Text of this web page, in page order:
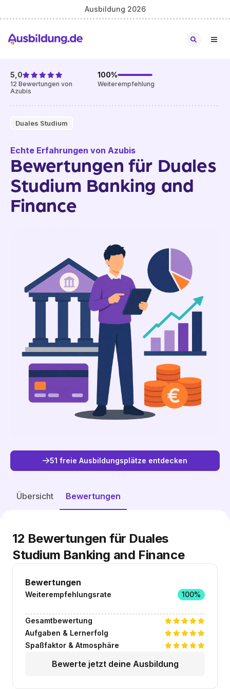
Ausbildung 2026
Duales Studium
5,0
12 Bewertungen von
Azubis
100%
Weiterempfehlung
Echte Erfahrungen von Azubis
Bewertungen für Duales
Studium Banking and
Finance
51 freie Ausbildungsplätze entdecken
Übersicht Bewertungen
Bewertungen
Weiterempfehlungsrate 100%
Gesamtbewertung
Aufgaben & Lernerfolg
Spaßfaktor & Atmosphäre
Bewerte jetzt deine Ausbildung
12 Bewertungen für Duales
Studium Banking and Finance